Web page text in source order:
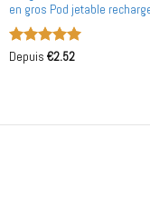
en gros Pod jetable
Note 5sur
Depuis €2.52